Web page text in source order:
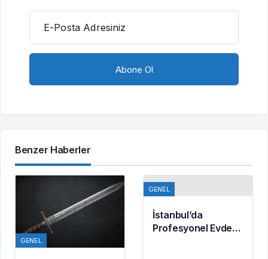
E-Posta Adresiniz
Benzer Haberler
GENEL
GENEL
İstanbul’da
Profesyonel Evden